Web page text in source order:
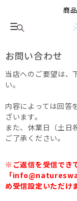
商
お問い合わせ
当店へのご要望は、
い。
内容によっては回答
ざいます。
また、休業日（土日
ご了承ください。
※ご返信を受信でき
「
め受信設定いただけ